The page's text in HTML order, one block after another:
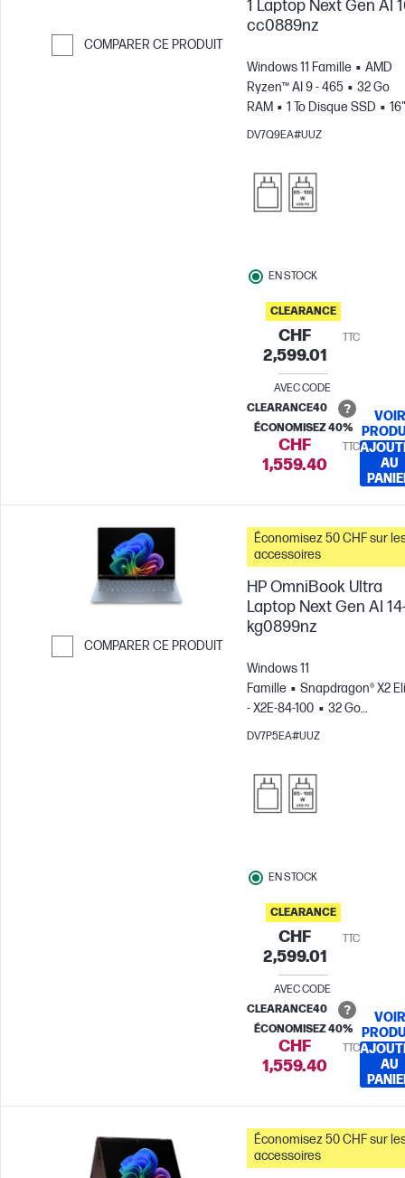
COMPARER CE PRODUIT
1 Laptop Next Gen AI
cc0889nz
Windows 11 Famille
AMD
Ryzen™ AI 9 - 465
32 Go
RAM
1 To Disque SSD
16"
3K Écran tactile, 120Hz,
880M
DV7Q9EA#UUZ
EN STOCK
CLEARANCE
CHF
2,599.01
TTC
AVEC CODE
CLEARANCE40
ÉCONOMISEZ 40%
CHF
1,559.40
TTC
VOIR
AU
COMPARER CE PRODUIT
Économisez 50 CHF sur
accessoires
HP OmniBook Ultra
Laptop Next Gen AI
kg0899nz
Windows 11
Famille
Snapdragon® X2
- X2E-84-100
32 Go
RAM
512 Go Disque
réponse
Carte graphique
Qualcomm® Adreno™
DV7P5EA#UUZ
EN STOCK
CLEARANCE
CHF
2,599.01
TTC
AVEC CODE
CLEARANCE40
ÉCONOMISEZ 40%
CHF
1,559.40
TTC
VOIR
AU
Économisez 50 CHF sur
accessoires